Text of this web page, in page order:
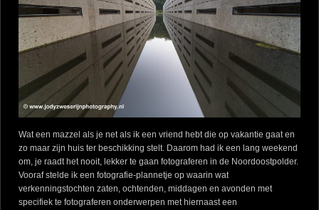
Wat een mazzel als je net als ik een vriend hebt die op vakantie gaat en
zo maar zijn huis ter beschikking stelt. Daarom had ik een lang weekend
om, je raadt het nooit, lekker te gaan fotograferen in de Noordoostpolder.
Vooraf stelde ik een fotografie-plannetje op waarin wat
verkenningstochten zaten, ochtenden, middagen en avonden met
specifiek te fotograferen onderwerpen met hiernaast een